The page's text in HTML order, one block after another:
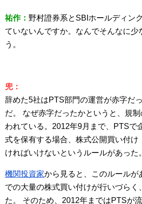
祐作： 野村證券系とSBIホールディン
ていないんですか。なんでそんなに少
う。
兜：
辞めた5社はPTS部門の運営が赤字だ
だ。 なぜ赤字だったかというと、規
われている。2012年9月まで、PTSで
式を保有する場合、株式公開買い付け
ければいけないというルールがあった。
機関投資家から見ると、このルールが
での大量の株式買い付けが行いづらく
た。 そのため、2012年まではPTSが